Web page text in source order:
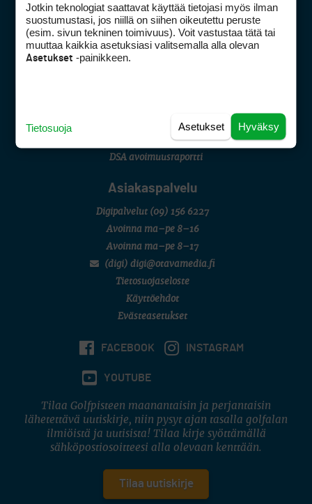
Tietoa verkon kävijöistä
Golfpisteen yhteystiedot
DSA avoimuusraportti
Asiakaspalvelu
Digipalvelut (09) 156 6227
Avoinna ma–pe 8–16
Avoinna ma–pe 8–17
(digi) digi@otavamedia.fi
Tietosuojaseloste
Käyttöehdot
Evästeasetukset
FACEBOOK INSTAGRAM
YOUTUBE
Tilaa Golfpisteen maanantaisin ja perjantaisin
lähetettävä uutiskirje, niin pysyt ajan tasalla golfalan
ilmiöistä ja uutisista! Tilaa kirje syöttämällä
sähköpostiosoitteesi alla olevaan kenttään.
Tilaa uutiskirje
Jotkin teknologiat saattavat käyttää tietojasi myös ilman
suostumustasi, jos niillä on siihen oikeutettu peruste
(esim. sivun tekninen toimivuus). Voit vastustaa tätä tai
muuttaa kaikkia asetuksiasi valitsemalla alla olevan
Asetukset -painikkeen.
Hyväksy
Asetukset
Tietosuoja